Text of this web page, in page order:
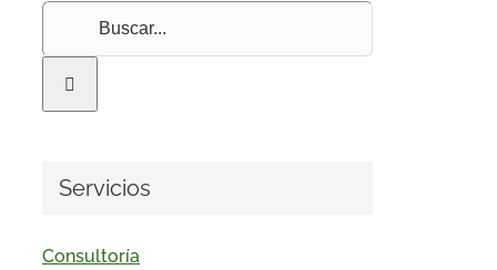
Buscar:
Servicios
Consultoría